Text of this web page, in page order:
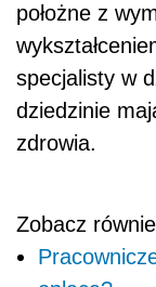
położne z
specjalisty w
dziedzinie
zdrowia.
Zobacz